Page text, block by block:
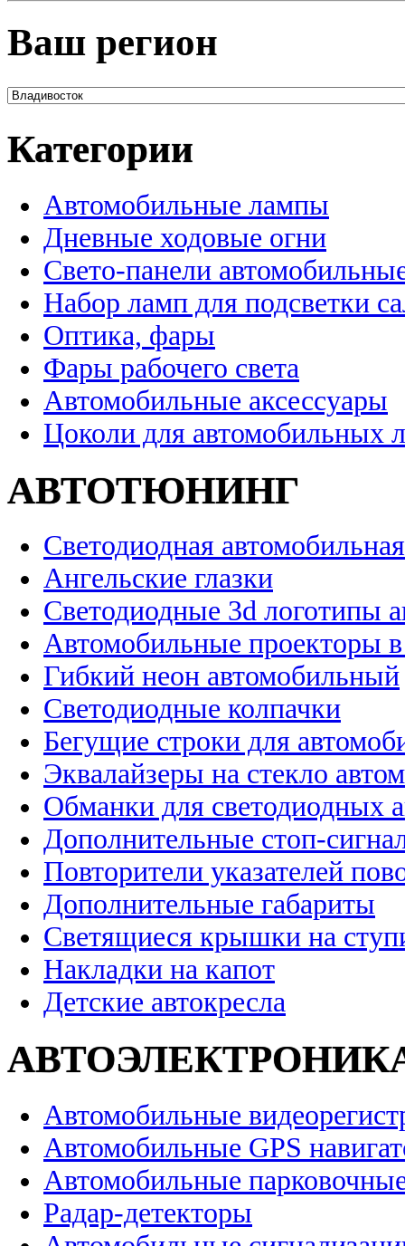
Ваш регион
Категории
Автомобильные лампы
Дневные ходовые огни
Свето-панели
Набор ламп для подсветки
Оптика, фары
Фары рабочего света
Автомобильные аксессуары
Цоколи для автомобильных
АВТОТЮНИНГ
Светодиодная
Ангельские глазки
Светодиодные 3d логотипы
Автомобильные проекторы
Гибкий неон автомобильный
Светодиодные колпачки
Бегущие строки для
Эквалайзеры на стекло
Обманки для светодиодных
Дополнительные стоп-
Повторители указателей
Дополнительные габариты
Светящиеся крышки на
Накладки на капот
Детские автокресла
Автомобильные
Автомобильные GPS
Автомобильные
Радар-детекторы